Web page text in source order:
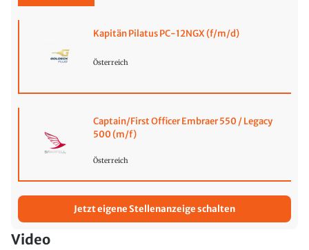
Kapitän Pilatus PC-12NGX (f/m/d)
Österreich
Captain/First Officer Embraer 550 / Legacy
500 (m/f)
Österreich
Jetzt eigene Stellenanzeige schalten
Video